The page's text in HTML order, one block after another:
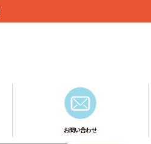
お問い合わせ